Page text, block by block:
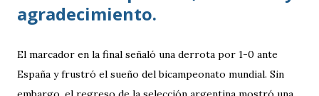
agradecimiento.
El marcador en la final señaló una derrota por 1-0 ante
España y frustró el sueño del bicampeonato mundial. Sin